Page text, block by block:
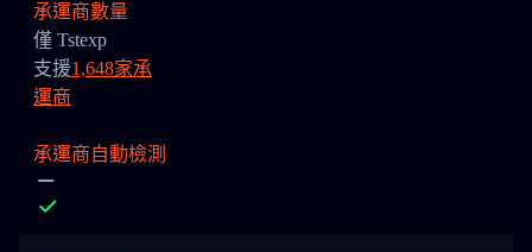
承運商數量
僅 Tstexp
支援1,648家承
運商
承運商自動檢測